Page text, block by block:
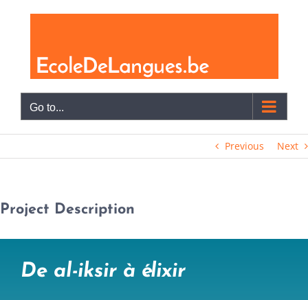
Go to...
Previous Next
Project Description
De al-iksir à élixir